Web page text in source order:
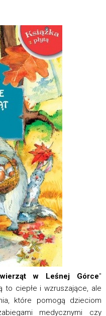
w Leśnej Górce"
to ciepłe i wzruszające, ale
które pomogą dzieciom
medycznymi czy